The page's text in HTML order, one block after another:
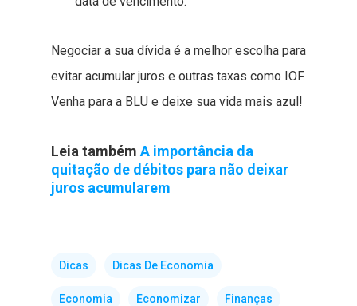
Negociar a sua dívida é a melhor escolha para
evitar acumular juros e outras taxas como IOF.
Venha para a BLU e deixe sua vida mais azul!
Leia também A importância da
quitação de débitos para não deixar
juros acumularem
Dicas Dicas De Economia
Economia Economizar Finanças